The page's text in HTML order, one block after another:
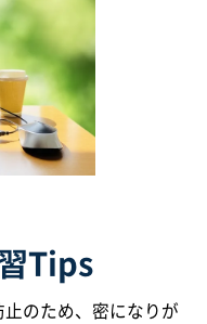
Tips
のため、密になりが